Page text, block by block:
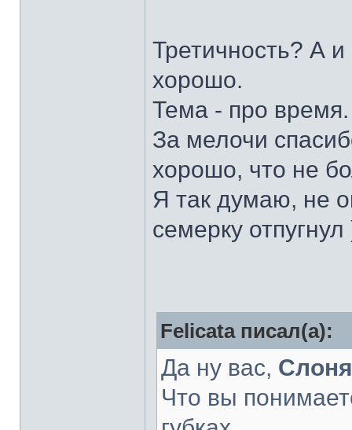
Третичность? А
хорошо.
Тема - про
За мелочи
хорошо, что не
Я так думаю, не
семерку отпугнул
Felicata писал(а):
Да ну вас,
Что вы